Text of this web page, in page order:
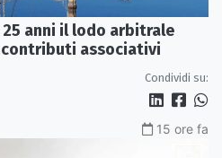
anni il lodo arbitrale
associativi
Condividi su:
15 ore fa